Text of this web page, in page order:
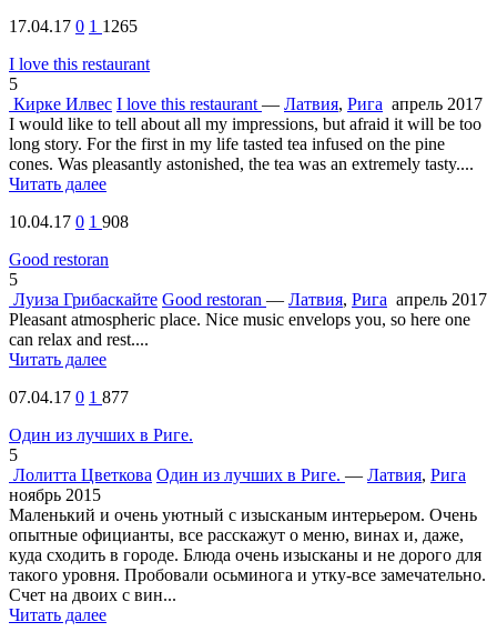
17.04.17 0 1 1265
I love this restaurant
5
Кирке Илвес I love this restaurant — Латвия, Рига апрель 2017
I would like to tell about all my impressions, but afraid it will be too
long story. For the first in my life tasted tea infused on the pine
cones. Was pleasantly astonished, the tea was an extremely tasty....
Читать далее
10.04.17 0 1 908
Good restoran
5
Луиза Грибаскайте Good restoran — Латвия, Рига апрель 2017
Pleasant atmospheric place. Nice music envelops you, so here one
can relax and rest....
Читать далее
07.04.17 0 1 877
Один из лучших в Риге.
5
Лолитта Цветкова Один из лучших в Риге. — Латвия, Рига
ноябрь 2015
Маленький и очень уютный с изысканым интерьером. Очень
опытные официанты, все расскажут о меню, винах и, даже,
куда сходить в городе. Блюда очень изысканы и не дорого для
такого уровня. Пробовали осьминога и утку-все замечательно.
Счет на двоих с вин...
Читать далее